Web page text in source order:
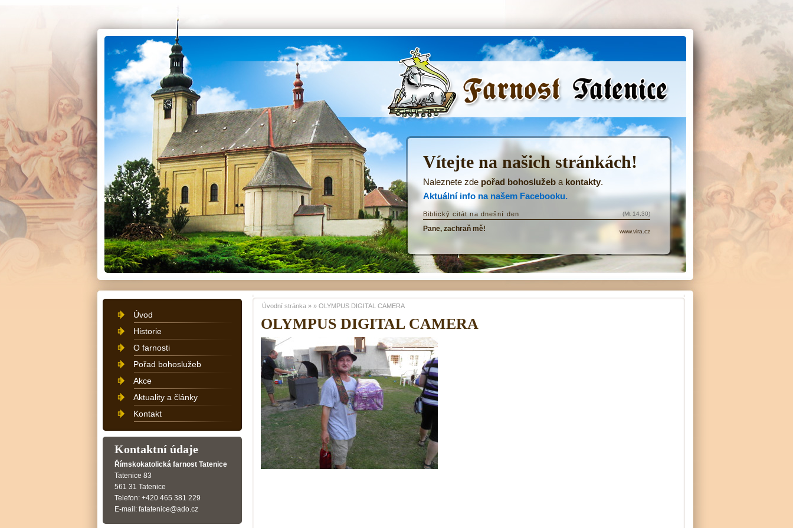
ŘKF Tatenice -
OLYMPUS DIGITAL CAMERA
Úvodní stránka » » OLYMPUS DIGITAL CAMERA
Úvod
Historie
O farnosti
Pořad bohoslužeb
Akce
Aktuality a články
Kontakt
Kontaktní údaje
Římskokatolická farnost Tatenice
Tatenice 83
561 31 Tatenice
Telefon: +420 465 381 229
E-mail: fatatenice@ado.cz
Vítejte na našich stránkách!
Naleznete zdepořad bohoslužeb a kontakty.
Aktuální info na našem Facebooku.
Biblický citát na dnešní den
Pane, zachraň mě!
(Mt 14,30)
www.vira.cz